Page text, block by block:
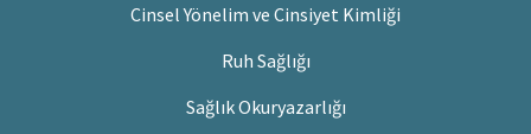
Cinsel Yönelim ve Cinsiyet Kimliği
Ruh Sağlığı
Sağlık Okuryazarlığı